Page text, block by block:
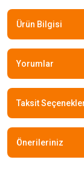
Ürün Bilgisi
Yorumlar
Taksit
Önerileriniz